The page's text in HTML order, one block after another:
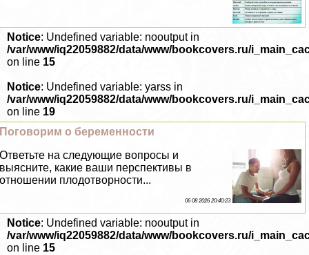
Notice: Undefined variable: nooutput in
/var/www/iq22059882/data/www/bookcovers.ru/
on line 15
Notice: Undefined variable: yarss in
/var/www/iq22059882/data/www/bookcovers.ru/
on line 19
Поговорим о беременности
Ответьте на следующие вопросы и
выясните, какие ваши перспективы в
отношении плодотворности...
06 08 2026 20:40:23
Notice: Undefined variable: nooutput in
/var/www/iq22059882/data/www/bookcovers.ru/
on line 15